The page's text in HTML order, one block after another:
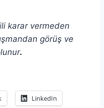
karar vermeden
görüş ve
.
LinkedIn